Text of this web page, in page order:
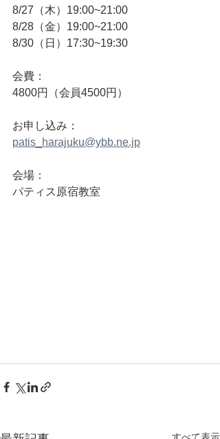
8/27（木）19:00~21:00
8/28（金）19:00~21:00
8/30（日）17:30~19:30
会費：
4800円（会員4500円）
お申し込み：
patis_harajuku@ybb.ne.jp
会場：
パティス原宿教室